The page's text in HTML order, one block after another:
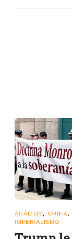
ANÁLISIS CHINA
IMPERIALISMO